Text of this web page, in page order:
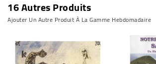
16 Autres Produits
Ajouter Un Autre Produit À La Gamme Hebdomadaire